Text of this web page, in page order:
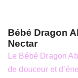
Bébé Dragon
Nectar
Le Bébé Dragon
de douceur et